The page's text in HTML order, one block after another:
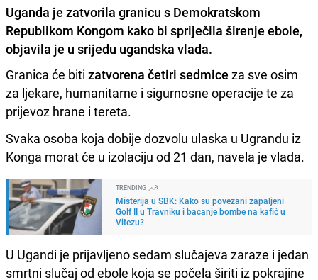
Uganda je zatvorila granicu s Demokratskom
Republikom Kongom kako bi spriječila širenje ebole,
objavila je u srijedu ugandska vlada.
Granica će biti zatvorena četiri sedmice za sve osim
za ljekare, humanitarne i sigurnosne operacije te za
prijevoz hrane i tereta.
Svaka osoba koja dobije dozvolu ulaska u Ugrandu iz
Konga morat će u izolaciju od 21 dan, navela je vlada.
TRENDING
Misterija u SBK: Kako su povezani zapaljeni
Golf II u Travniku i bacanje bombe na kafić u
Vitezu?
U Ugandi je prijavljeno sedam slučajeva zaraze i jedan
smrtni slučaj od ebole koja se počela širiti iz pokrajine